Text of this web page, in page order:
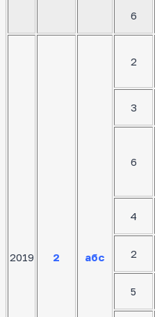
6
2019 2 абс
2
3
6
4
2
5